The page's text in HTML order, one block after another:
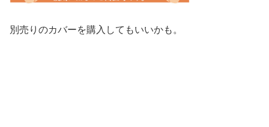
別売りのカバーを購入してもいいかも。